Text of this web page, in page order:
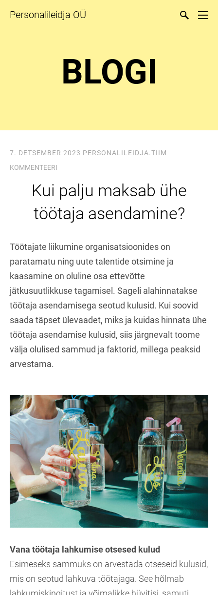
Personalileidja OÜ
BLOGI
7. DETSEMBER 2023 PERSONALILEIDJA.TIIM
KOMMENTEERI
Kui palju maksab ühe
töötaja asendamine?
Töötajate liikumine organisatsioonides on
paratamatu ning uute talentide otsimine ja
kaasamine on oluline osa ettevõtte
jätkusuutlikkuse tagamisel. Sageli alahinnatakse
töötaja asendamisega seotud kulusid. Kui soovid
saada täpset ülevaadet, miks ja kuidas hinnata ühe
töötaja asendamise kulusid, siis järgnevalt toome
välja olulised sammud ja faktorid, millega peaksid
arvestama.
Vana töötaja lahkumise otsesed kulud
Esimeseks sammuks on arvestada otseseid kulusid,
mis on seotud lahkuva töötajaga. See hõlmab